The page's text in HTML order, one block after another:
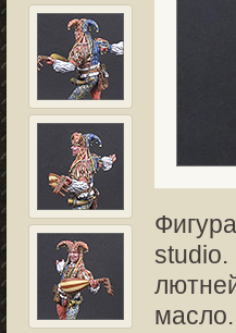
studio.
масло.